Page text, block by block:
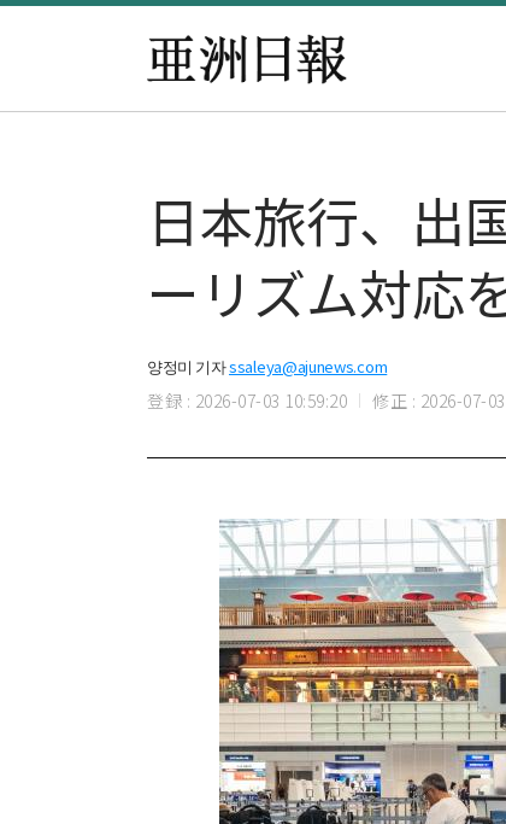
日本旅行、出
ーリズム対応
양정미 기자ssaleya@ajunews.com
登録 : 2026-07-03 10:59:20 修正 : 2026-07-